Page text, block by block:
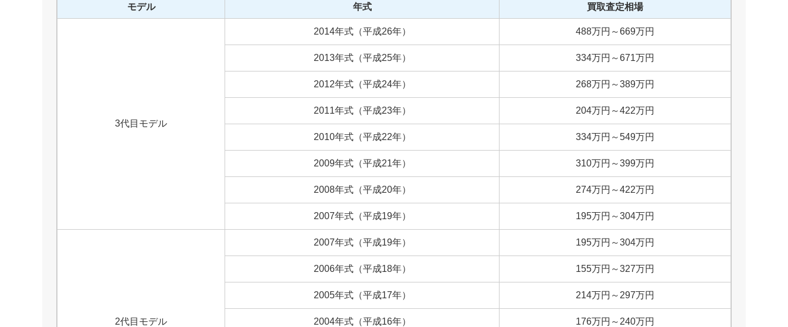
モデル 年式 買取査定相場
3代目モデル
2014年式（平成26年） 488万円 ～669万円
2013年式（平成25年） 334万円 ～671万円
2012年式（平成24年） 268万円 ～389万円
2011年式（平成23年） 204万円 ～422万円
2010年式（平成22年） 334万円 ～549万円
2009年式（平成21年） 310万円 ～399万円
2008年式（平成20年） 274万円 ～422万円
2007年式（平成19年） 195万円 ～304万円
2代目モデル
2007年式（平成19年） 195万円 ～304万円
2006年式（平成18年） 155万円 ～327万円
2005年式（平成17年） 214万円 ～ 297万円
2004年式（平成16年） 176万円 ～ 240万円